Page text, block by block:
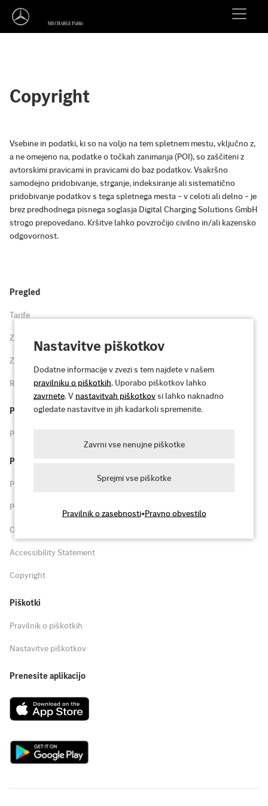
Copyright
Vsebine in podatki, ki so na voljo na tem spletnem mestu, vključno z,
a ne omejeno na, podatke o točkah zanimanja (POI), so zaščiteni z
avtorskimi pravicami in pravicami do baz podatkov. Vsakršno
samodejno pridobivanje, strganje, indeksiranje ali sistematično
pridobivanje podatkov s tega spletnega mesta – v celoti ali delno – je
brez predhodnega pisnega soglasja Digital Charging Solutions GmbH
strogo prepovedano. Kršitve lahko povzročijo civilno in/ali kazensko
odgovornost.
Pregled
Tarife
Zanimivosti
Zemljevid
Registracija
Podpora
Pogosta vprašanja in podpora
Pravno
Pogoji in določila
Pravilnik o zasebnosti
O tem spletnem mestu
Accessibility Statement
Copyright
Piškotki
Pravilnik o piškotkih
Nastavitve piškotkov
Prenesite aplikacijo
Nastavitve piškotkov
Dodatne informacije v zvezi s tem najdete v našem
pravilniku o piškotkih. Uporabo piškotkov lahko
zavrnete. V nastavitvah piškotkovsi lahko naknadno
ogledate nastavitve in jih kadarkoli spremenite.
Zavrni vse nenujne piškotke
Sprejmi vse piškotke
Pravilnik o zasebnosti•Pravno obvestilo